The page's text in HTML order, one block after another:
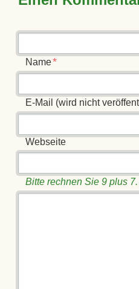
Pflichtfeld
Name*
Pflichtfeld
E-Mail (wird nicht
Webseite
Bitte rechnen Sie 9 plus 7.